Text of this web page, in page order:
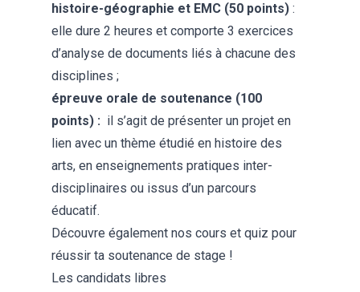
histoire-géographie et EMC (50 points) :
elle dure 2 heures et comporte 3 exercices
d’analyse de documents liés à chacune des
disciplines ;
épreuve orale de soutenance (100
points) : il s’agit de présenter un projet en
lien avec un thème étudié en histoire des
arts, en enseignements pratiques inter-
disciplinaires ou issus d’un parcours
éducatif.
Découvre également nos cours et quiz pour
réussir ta soutenance de stage !
Les candidats libres